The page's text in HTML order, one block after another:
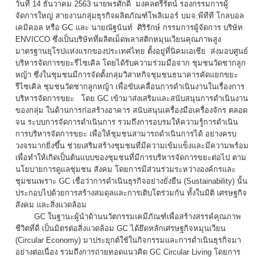
วันที่ 14 ธันวาคม 2563 นายพรศักดิ์ มงคลตรีรัตน์ รองกรรมการผู้
จัดการใหญ่ สายงานกลุ่มธุรกิจผลิตภัณฑ์โพลิเมอร์ บมจ.พีทีที โกลบอล
เคมิคอล หรือ GC และ นายณัฐนันท์ ศิริรักษ์ กรรมการผู้จัดการ บริษัท
ENVICCO ซึ่งเป็นบริษัทที่ผลิตเม็ดพลาสติกหมุนเวียนคุณภาพสูง
มาตรฐานยุโรปแห่งแรกของประเทศไทย ตั้งอยู่ที่นิคมเอเชีย ส่งมอบศูนย์
บริหารจัดการขยะรีไซเคิล โดยได้รับความร่วมมือจาก ชุมชนวัดชากลูก
หญ้า ซึ่งในชุมชนมีการจัดตั้งกลุ่มวิสาหกิจชุมชนธนาคารคัดแยกขยะ
รีไซเคิล ชุมชนวัดชากลูกหญ้า เพื่อขับเคลื่อนการดำเนินงานในเรื่องการ
บริหารจัดการขยะ โดย GC เข้ามาส่งเสริมและสนับสนุนการดำเนินงาน
ของกลุ่ม ในด้านการก่อสร้างอาคาร สนับสนุนเครื่องมือเครื่องจักร ตลอด
จน ระบบการจัดการดำเนินการ รวมถึงการอบรมให้ความรู้การดำเนิน
การบริหารจัดการขยะ เพื่อให้ชุมชนสามารถดำเนินการได้ อย่างครบ
วงจรมากยิ่งขึ้น ช่วยเสริมสร้างชุมชนที่มีความเข้มแข็งและมีความพร้อม
เพื่อทำให้เกิดเป็นต้นแบบของชุมชนที่มีการบริหารจัดการขยะต่อไป ตาม
นโยบายการดูแลชุมชน สังคม โดยการมีส่วนร่วมระหว่างองค์กรและ
ชุมชนเพราะ GC เชื่อว่าการดำเนินธุรกิจอย่างยั่งยืน (Sustainability) นั้น
ประกอบไปด้วยการสร้างสมดุลและการเติบโตร่วมกัน ทั้งในมิติ เศรษฐกิจ
สังคม และสิ่งแวดล้อม
GC ในฐานะผู้นำด้านนวัตกรรมเคมีภัณฑ์เพื่อสร้างสรรค์คุณภาพ
ชีวิตที่ดี เป็นมิตรต่อสิ่งแวดล้อม GC ได้ยึดหลักเศรษฐกิจหมุนเวียน
(Circular Economy) มาประยุกต์ใช้ในกิจกรรมและการดำเนินธุรกิจมา
อย่างต่อเนื่อง รวมถึงการถ่ายทอดแนวคิด GC Circular Living โดยการ